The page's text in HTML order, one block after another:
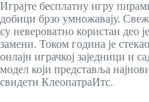
Играјте бесплатну игру
добици брзо умножавају.
су невероватно користан део
замени. Током година је
онлајн играчкој заједници и
модел који представља
свидети КлеопатраИтс.